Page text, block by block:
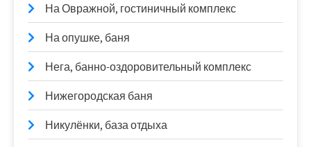
На Овражной, гостиничный комплекс
На опушке, баня
Нега, банно-оздоровительный комплекс
Нижегородская баня
Никулёнки, база отдыха